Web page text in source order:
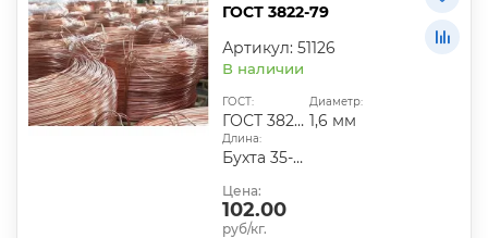
ГОСТ 3822-79
Артикул: 51126
В наличии
ГОСТ:
ГОСТ 3822-79
Диаметр:
1,6 мм
Длина:
Бухта 35-50 кг
Цена:
102.00
руб/кг.